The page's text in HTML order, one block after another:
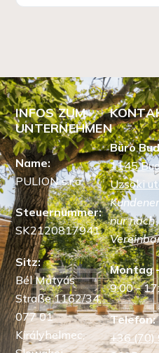
INFOS ZUM
UNTERNEHMEN
Name:
PULION s.r.o.
Steuernummer:
SK2120817941
Sitz:
Bél Mátyás
Straße 1162/34,
077 01
Királyhelmec,
Büro
1145
Uzsoki
nur nach
Montag
9:00 -
Telefon:
+36 (70)